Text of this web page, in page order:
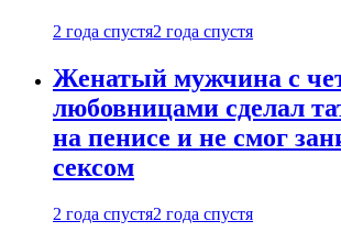
2 года спустя2 года спустя
Женатый мужчина с
любовницами сделал
на пенисе и не смог
сексом
2 года спустя2 года спустя